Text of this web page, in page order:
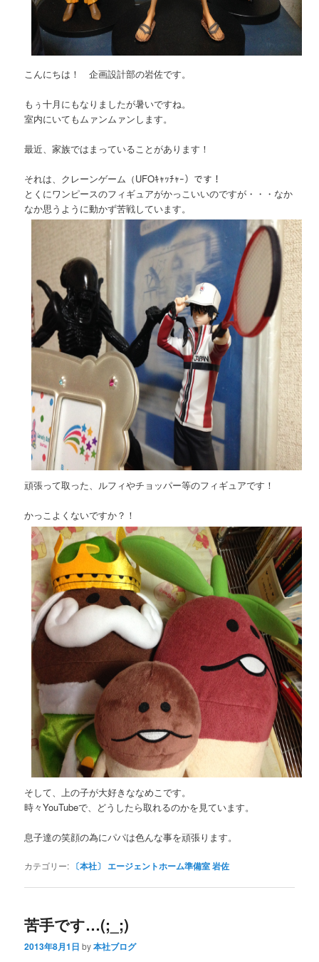
こんにちは！ 企画設計部の岩佐です。
もぅ十月にもなりましたが暑いですね。
室内にいてもムァンムァンします。
最近、家族ではまっていることがあります！
それは、クレーンゲーム（UFOｷｬｯﾁｬｰ）です！
とくにワンピースのフィギュアがかっこいいのですが・・・なか
なか思うように動かず苦戦しています。
頑張って取った、ルフィやチョッパー等のフィギュアです！
かっこよくないですか？！
そして、上の子が大好きななめこです。
時々YouTubeで、どうしたら取れるのかを見ています。
息子達の笑顔の為にパパは色んな事を頑張ります。
カテゴリー: 〔本社〕 エージェントホーム準備室 岩佐
苦手です…(;_;)
2013年8月1日 by本社ブログ